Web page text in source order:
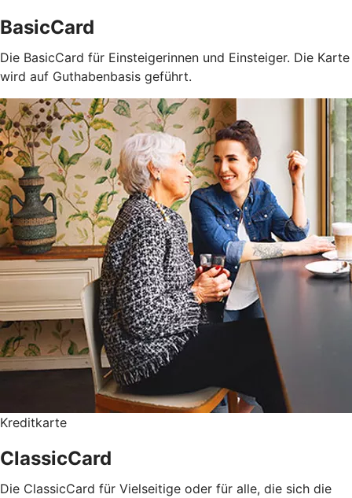
BasicCard
Die BasicCard für Einsteigerinnen und Einsteiger. Die Karte
wird auf Guthabenbasis geführt.
Kreditkarte
ClassicCard
Die ClassicCard für Vielseitige oder für alle, die sich die